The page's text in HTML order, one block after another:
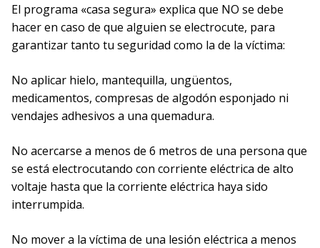
El programa «casa segura» explica que NO se debe
hacer en caso de que alguien se electrocute, para
garantizar tanto tu seguridad como la de la víctima:
No aplicar hielo, mantequilla, ungüentos,
medicamentos, compresas de algodón esponjado ni
vendajes adhesivos a una quemadura.
No acercarse a menos de 6 metros de una persona que
se está electrocutando con corriente eléctrica de alto
voltaje hasta que la corriente eléctrica haya sido
interrumpida.
No mover a la víctima de una lesión eléctrica a menos